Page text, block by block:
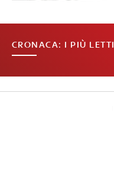
CRONACA: I PIÙ LETTI